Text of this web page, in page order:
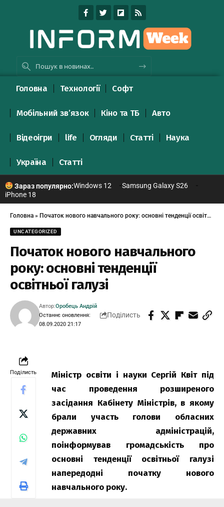
Головна Технології Софт
Мобільний зв’язок Кіно та ТБ Авто
Відеоігри life Огляди Статті Наука
Україна Статті
Зараз популярно:Windows 12
Samsung Galaxy S26
iPhone 18
Головна » Початок нового навчального року: основні тенденції освітньої галузі
UNCATEGORIZED
Початок нового навчального
року: основні тенденції
освітньої галузі
Останнє оновлення:
08.09.2020 21:17
Автор:Оробець Андрій
Поділисть
Поділисть
Міністр освіти і науки Сергій Квіт під
час проведення розширеного
засідання Кабінету Міністрів, в якому
брали участь голови обласних
державних адміністрацій,
поінформував громадськість про
основні тенденції освітньої галузі
напередодні початку нового
навчального року.